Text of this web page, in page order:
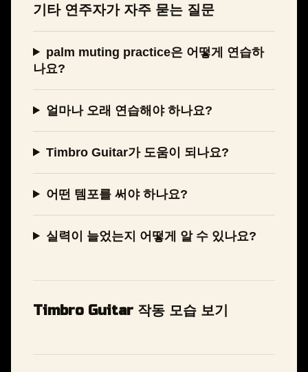
기타 연주자가 자주 묻는 질문
palm muting practice은 어떻게 연습하
나요?
얼마나 오래 연습해야 하나요?
Timbro Guitar가 도움이 되나요?
어떤 템포를 써야 하나요?
실력이 늘었는지 어떻게 알 수 있나요?
Timbro Guitar 작동 모습 보기